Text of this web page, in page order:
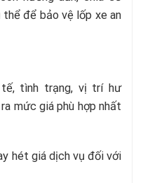
thể để bảo vệ lốp xe an
tình trạng, vị trí hư
mức giá phù hợp nhất
hét giá dịch vụ đối với